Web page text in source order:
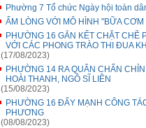
Phường 7 Tổ chức Ngày hội toàn
ẤM LÒNG VỚI MÔ HÌNH "BỮA
PHƯỜNG 16 GẮN KẾT CHẶT CHẼ
VỚI CÁC PHONG TRÀO THI ĐUA
(17/08/2023)
PHƯỜNG 14 RA QUÂN CHẤN
HOÀI THANH, NGÔ SĨ LIÊN
(15/08/2023)
PHƯỜNG 16 ĐẨY MẠNH CÔNG
PHƯƠNG
(08/08/2023)